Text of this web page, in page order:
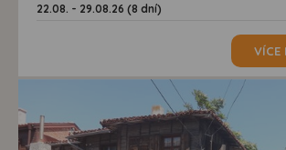
22.08. - 29.08.26 (8 dní)
VÍCE